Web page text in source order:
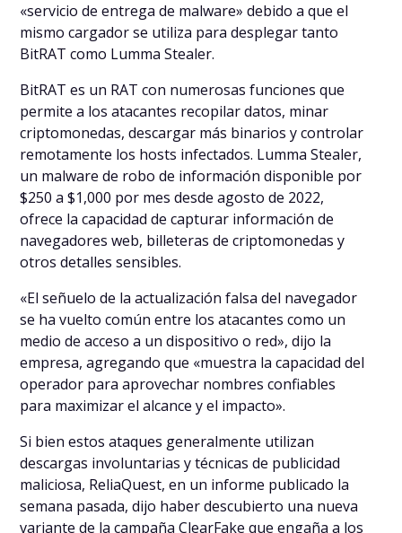
«servicio de entrega de malware» debido a que el
mismo cargador se utiliza para desplegar tanto
BitRAT como Lumma Stealer.
BitRAT es un RAT con numerosas funciones que
permite a los atacantes recopilar datos, minar
criptomonedas, descargar más binarios y controlar
remotamente los hosts infectados. Lumma Stealer,
un malware de robo de información disponible por
$250 a $1,000 por mes desde agosto de 2022,
ofrece la capacidad de capturar información de
navegadores web, billeteras de criptomonedas y
otros detalles sensibles.
«El señuelo de la actualización falsa del navegador
se ha vuelto común entre los atacantes como un
medio de acceso a un dispositivo o red», dijo la
empresa, agregando que «muestra la capacidad del
operador para aprovechar nombres confiables
para maximizar el alcance y el impacto».
Si bien estos ataques generalmente utilizan
descargas involuntarias y técnicas de publicidad
maliciosa, ReliaQuest, en un informe publicado la
semana pasada, dijo haber descubierto una nueva
variante de la campaña ClearFake que engaña a los